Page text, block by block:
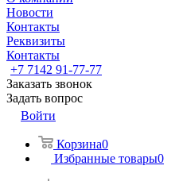
Новости
Контакты
Реквизиты
Контакты
+7 7142 91-77-77
Заказать звонок
Задать вопрос
Войти
Корзина0
Избранные товары0